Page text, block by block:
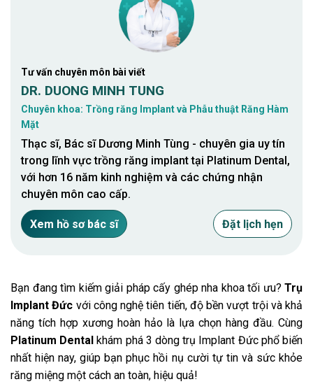
Tư vấn chuyên môn bài viết
DR. DUONG MINH TUNG
Chuyên khoa: Trồng răng Implant và Phẫu thuật Răng Hàm
Mặt
Thạc sĩ, Bác sĩ Dương Minh Tùng - chuyên gia uy tín
trong lĩnh vực trồng răng implant tại Platinum Dental,
với hơn 16 năm kinh nghiệm và các chứng nhận
chuyên môn cao cấp.
Xem hồ sơ bác sĩ Đặt lịch hẹn
Bạn đang tìm kiếm giải pháp cấy ghép nha khoa tối ưu? Trụ
Implant Đức với công nghệ tiên tiến, độ bền vượt trội và khả
năng tích hợp xương hoàn hảo là lựa chọn hàng đầu. Cùng
Platinum Dental khám phá 3 dòng trụ Implant Đức phổ biến
nhất hiện nay, giúp bạn phục hồi nụ cười tự tin và sức khỏe
răng miệng một cách an toàn, hiệu quả!